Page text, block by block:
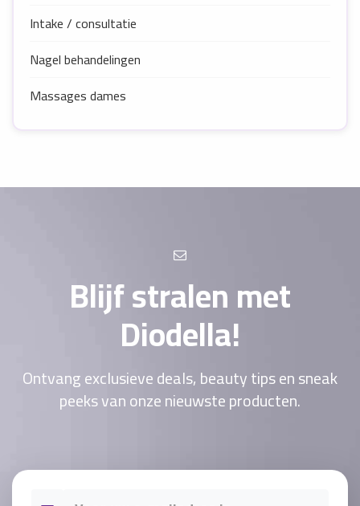
Intake / consultatie
Nagel behandelingen
Massages dames
Blijf stralen met
Diodella!
Ontvang exclusieve deals, beauty tips en sneak
peeks van onze nieuwste producten.